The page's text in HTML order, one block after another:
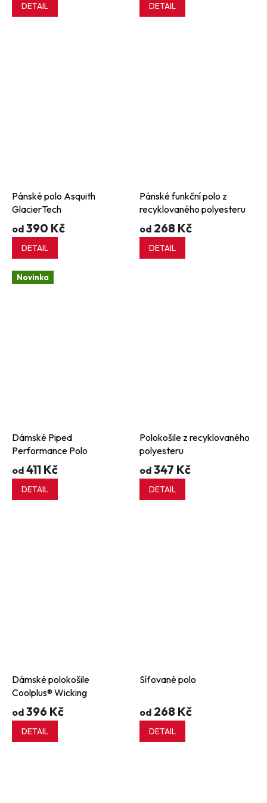
DETAIL DETAIL
Pánské polo Asquith
GlacierTech
od 390 Kč
DETAIL
Pánské funkční polo z
recyklovaného polyesteru
od 268 Kč
DETAIL
Novinka
Dámské Piped
Performance Polo
od 411 Kč
DETAIL
Polokošile z recyklovaného
polyesteru
od 347 Kč
DETAIL
Dámské polokošile
Coolplus® Wicking
od 396 Kč
DETAIL
Síťované polo
od 268 Kč
DETAIL